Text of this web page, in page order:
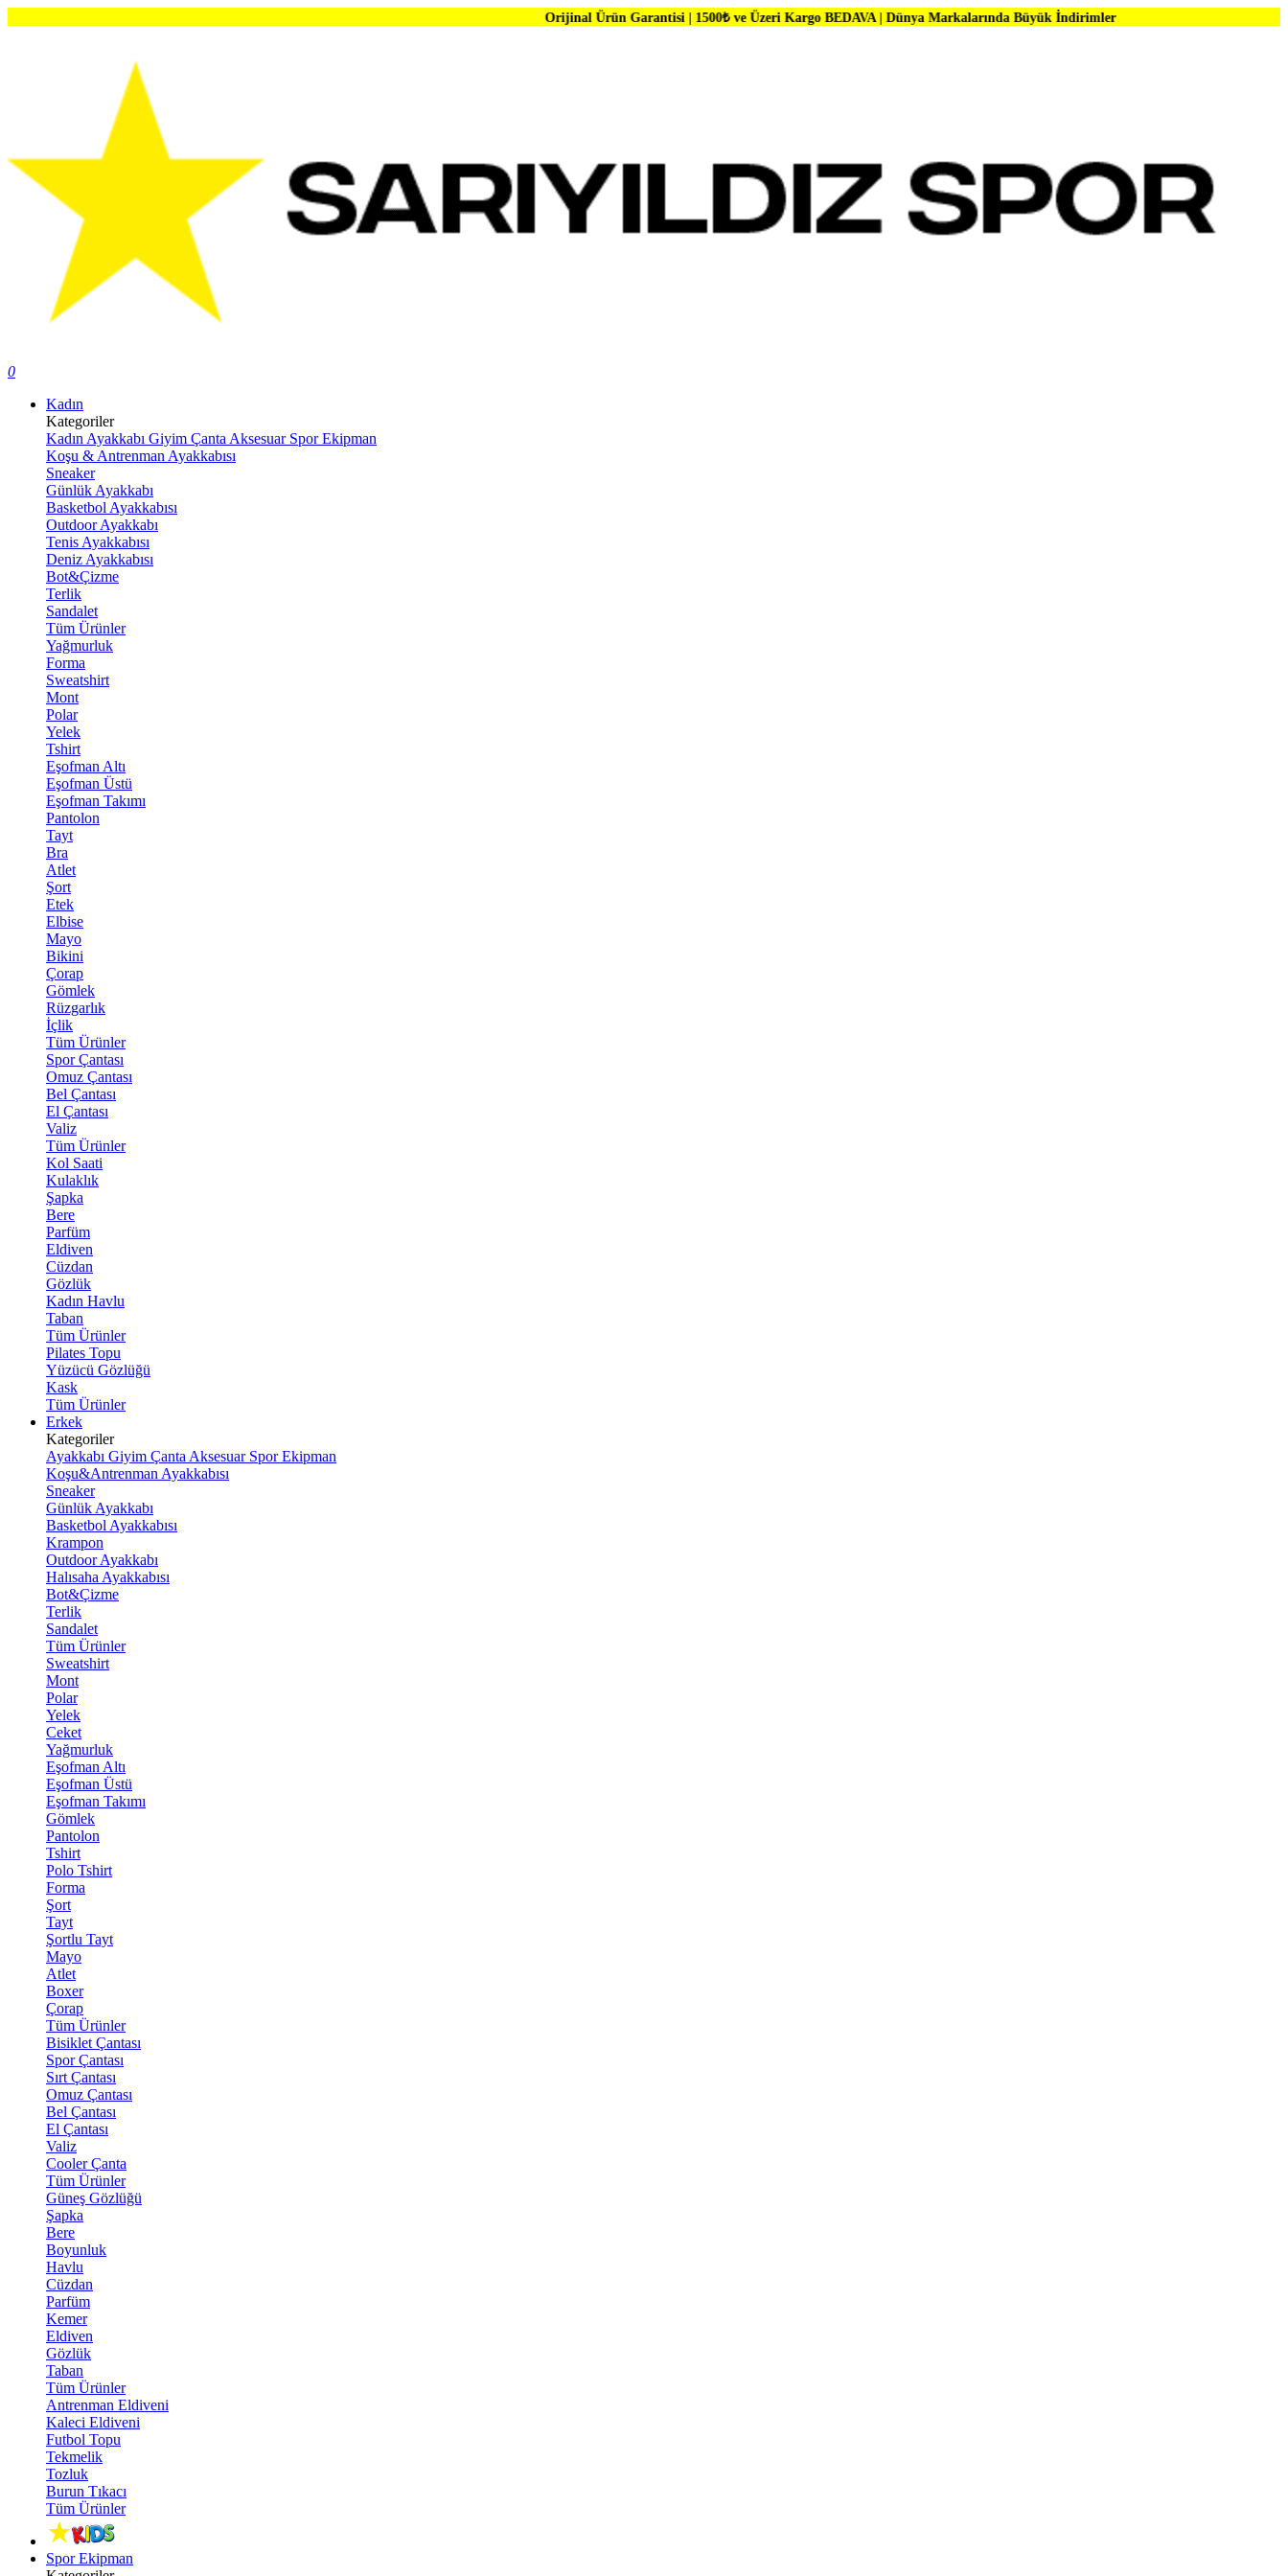
Orijinal Ürün Garantisi | 1500₺ ve Üzeri Kargo BEDAVA | Dünya Markalarında Büyük İndirimler
0
Kadın
Kategoriler
Kadın Ayakkabı Giyim Çanta Aksesuar Spor Ekipman
Koşu & Antrenman Ayakkabısı
Sneaker
Günlük Ayakkabı
Basketbol Ayakkabısı
Outdoor Ayakkabı
Tenis Ayakkabısı
Deniz Ayakkabısı
Bot&Çizme
Terlik
Sandalet
Tüm Ürünler
Yağmurluk
Forma
Sweatshirt
Mont
Polar
Yelek
Tshirt
Eşofman Altı
Eşofman Üstü
Eşofman Takımı
Pantolon
Tayt
Bra
Atlet
Şort
Etek
Elbise
Mayo
Bikini
Çorap
Gömlek
Rüzgarlık
İçlik
Tüm Ürünler
Spor Çantası
Omuz Çantası
Bel Çantası
El Çantası
Valiz
Tüm Ürünler
Kol Saati
Kulaklık
Şapka
Bere
Parfüm
Eldiven
Cüzdan
Gözlük
Kadın Havlu
Taban
Tüm Ürünler
Pilates Topu
Yüzücü Gözlüğü
Kask
Tüm Ürünler
Erkek
Kategoriler
Ayakkabı Giyim Çanta Aksesuar Spor Ekipman
Koşu&Antrenman Ayakkabısı
Sneaker
Günlük Ayakkabı
Basketbol Ayakkabısı
Krampon
Outdoor Ayakkabı
Halısaha Ayakkabısı
Bot&Çizme
Terlik
Sandalet
Tüm Ürünler
Sweatshirt
Mont
Polar
Yelek
Ceket
Yağmurluk
Eşofman Altı
Eşofman Üstü
Eşofman Takımı
Gömlek
Pantolon
Tshirt
Polo Tshirt
Forma
Şort
Tayt
Şortlu Tayt
Mayo
Atlet
Boxer
Çorap
Tüm Ürünler
Bisiklet Çantası
Spor Çantası
Sırt Çantası
Omuz Çantası
Bel Çantası
El Çantası
Valiz
Cooler Çanta
Tüm Ürünler
Güneş Gözlüğü
Şapka
Bere
Boyunluk
Havlu
Cüzdan
Parfüm
Kemer
Eldiven
Gözlük
Taban
Tüm Ürünler
Antrenman Eldiveni
Kaleci Eldiveni
Futbol Topu
Tekmelik
Tozluk
Burun Tıkacı
Tüm Ürünler
Spor Ekipman